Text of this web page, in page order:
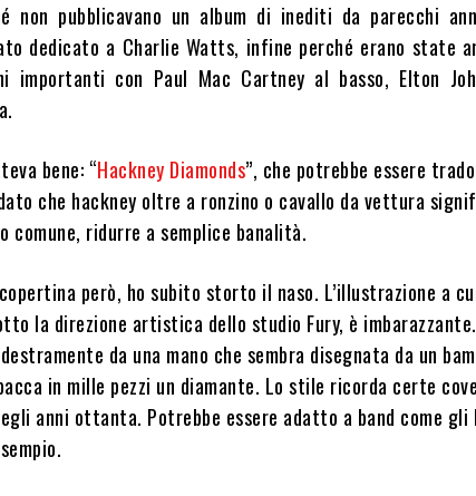
non pubblicavano un album di inediti da parecchi
dedicato a Charlie Watts, infine perché erano state
importanti con Paul Mac Cartney al basso, Elton
bene: “Hackney Diamonds”, che potrebbe essere
che hackney oltre a ronzino o cavallo da vettura
comune, ridurre a semplice banalità.
però, ho subito storto il naso. L’illustrazione a
la direzione artistica dello studio Fury, è
da una mano che sembra disegnata da un
in mille pezzi un diamante. Lo stile ricorda certe
anni ottanta. Potrebbe essere adatto a band come gli